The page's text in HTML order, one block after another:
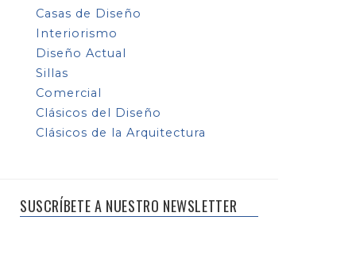
Casas de Diseño
Interiorismo
Diseño Actual
Sillas
Comercial
Clásicos del Diseño
Clásicos de la Arquitectura
SUSCRÍBETE A NUESTRO NEWSLETTER